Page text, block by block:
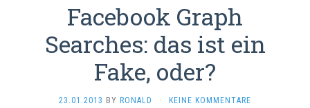
Facebook Graph
Searches: das ist ein
Fake, oder?
23.01.2013 BY RONALD · KEINE KOMMENTARE